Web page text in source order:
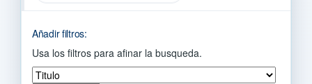
Añadir filtros:
Usa los filtros para afinar la busqueda.